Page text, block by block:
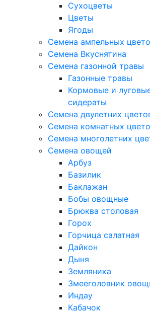
Сухоцветы
Цветы
Ягоды
Семена ампельных
Семена Вкуснятина
Семена газонной травы
Газонные травы
Кормовые и
сидераты
Семена двулетних
Семена комнатных
Семена многолетних
Семена овощей
Арбуз
Базилик
Баклажан
Бобы овощные
Брюква столовая
Горох
Горчица салатная
Дайкон
Дыня
Земляника
Змееголовник
Индау
Кабачок